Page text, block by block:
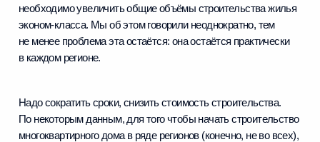
необходимо увеличить общие объёмы строительства жилья
эконом-класса. Мы об этом говорили неоднократно, тем
не менее проблема эта остаётся: она остаётся практически
в каждом регионе.
Надо сократить сроки, снизить стоимость строительства.
По некоторым данным, для того чтобы начать строительство
многоквартирного дома в ряде регионов (конечно, не во всех),